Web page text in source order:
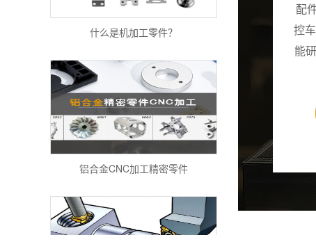
配
控
能
什么是机加工零件？
铝合金CNC加工精密零件